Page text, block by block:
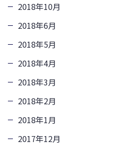
2018年10月
2018年6月
2018年5月
2018年4月
2018年3月
2018年2月
2018年1月
2017年12月